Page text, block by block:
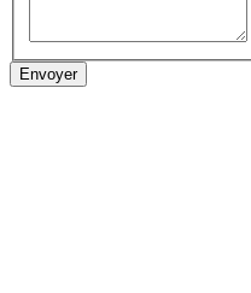
Envoyer